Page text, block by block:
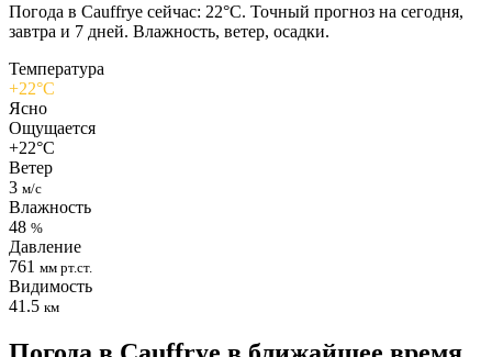
Погода в Cauffryе сейчас: 22°C. Точный прогноз на сегодня,
завтра и 7 дней. Влажность, ветер, осадки.
Температура
+22°C
Ясно
Ощущается
+22°C
Ветер
3 м/с
Влажность
48 %
Давление
761 мм рт.ст.
Видимость
41.5 км